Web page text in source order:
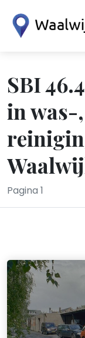
SBI
in was-
Pagina 1